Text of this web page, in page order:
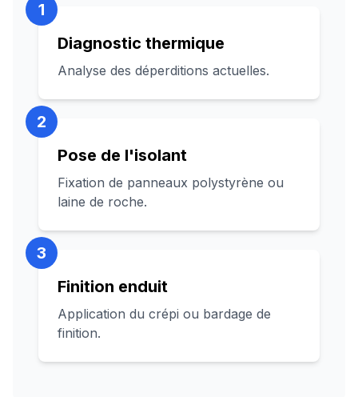
1
Diagnostic thermique
Analyse des déperditions actuelles.
2
Pose de l'isolant
Fixation de panneaux polystyrène ou
laine de roche.
3
Finition enduit
Application du crépi ou bardage de
finition.